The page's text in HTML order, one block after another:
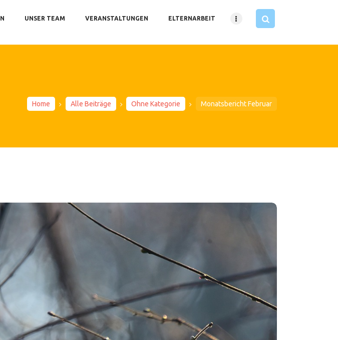
UNSER TEAM VERANSTALTUNGEN ELTERNARBEIT
Home Alle Beiträge Ohne Kategorie Monatsbericht Februar